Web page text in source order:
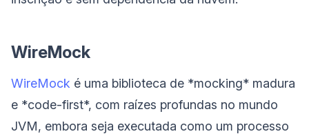
WireMock
WireMock é uma biblioteca de *mocking* madura
e *code-first*, com raízes profundas no mundo
JVM, embora seja executada como um processo